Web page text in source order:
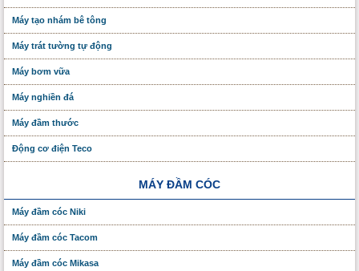
Máy tạo nhám bê tông
Máy trát tường tự động
Máy bơm vữa
Máy nghiền đá
Máy đầm thước
Động cơ điện Teco
MÁY ĐẦM CÓC
Máy đầm cóc Niki
Máy đầm cóc Tacom
Máy đầm cóc Mikasa